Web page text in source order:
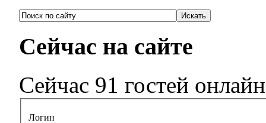
Сейчас на сайте
Сейчас 91 гостей онлайн
Логин